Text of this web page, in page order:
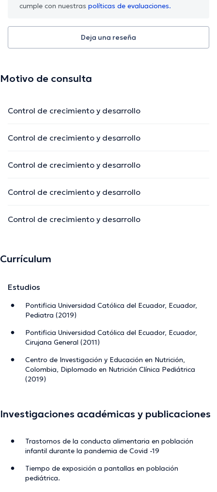
cumple con nuestras políticas de evaluaciones.
Deja una reseña
Motivo de consulta
Control de crecimiento y desarrollo
Control de crecimiento y desarrollo
Control de crecimiento y desarrollo
Control de crecimiento y desarrollo
Control de crecimiento y desarrollo
Currículum
Estudios
Pontificia Universidad Católica del Ecuador, Ecuador,
Pediatra (2019)
Pontificia Universidad Católica del Ecuador, Ecuador,
Cirujana General (2011)
Centro de Investigación y Educación en Nutrición,
Colombia, Diplomado en Nutrición Clínica Pediátrica
(2019)
Investigaciones académicas y publicaciones
Trastornos de la conducta alimentaria en población
infantil durante la pandemia de Covid -19
Tiempo de exposición a pantallas en población
pediátrica.